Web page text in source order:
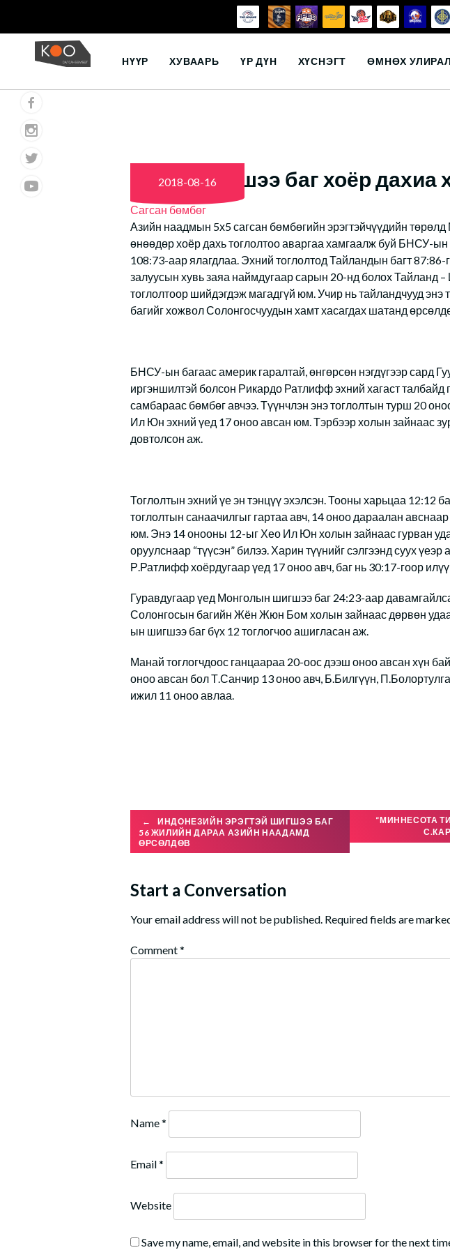
НҮҮР ХУВААРЬ ҮР ДҮН ХҮСНЭГТ ӨМНӨХ УЛИРАЛ
Манай шигшээ баг хоёр дахиа
Сагсан бөмбөг
2018-08-16
Азийн наадмын 5х5 сагсан бөмбөгийн эрэгтэйчүүдийн
өнөөдөр хоёр дахь тоглолтоо аваргаа хамгаалж буй БНСУ-ын
108:73-аар ялагдлаа. Эхний тоглолтод Тайландын багт
залуусын хувь заяа наймдугаар сарын 20-нд болох Тайланд
тоглолтоор шийдэгдэж магадгүй юм. Учир нь тайландчууд энэ
багийг хожвол Солонгосчуудын хамт хасагдах шатанд
БНСУ-ын багаас америк гаралтай, өнгөрсөн нэгдүгээр сард
иргэншилтэй болсон Рикардо Ратлифф эхний хагаст талбайд
самбараас бөмбөг авчээ. Түүнчлэн энэ тоглолтын турш 20
Ил Юн эхний үед 17 оноо авсан юм. Тэрбээр холын зайнаас
довтолсон аж.
Тоглолтын эхний үе эн тэнцүү эхэлсэн. Тооны харьцаа 12:12
тоглолтын санаачилгыг гартаа авч, 14 оноо дараалан
юм. Энэ 14 онооны 12-ыг Хео Ил Юн холын зайнаас гурван
оруулснаар “түүсэн” билээ. Харин түүнийг сэлгээнд суух
Р.Ратлифф хоёрдугаар үед 17 оноо авч, баг нь 30:17-гоор
Гуравдугаар үед Монголын шигшээ баг 24:23-аар
Солонгосын багийн Жён Жюн Бом холын зайнаас дөрвөн
ын шигшээ баг бүх 12 тоглогчоо ашигласан аж.
Манай тоглогчдоос ганцаараа 20-оос дээш оноо авсан хүн
оноо авсан бол Т.Санчир 13 оноо авч, Б.Билгүүн,
ижил 11 оноо авлаа.
Post
←
ИНДОНЕЗИЙН ЭРЭГТЭЙ ШИГШЭЭ БАГ
56 ЖИЛИЙН ДАРАА АЗИЙН НААДАМД
ӨРСӨЛДӨВ
“МИННЕСОТА
Start a Conversation
Your email address will not be published. Required fields are
Comment*
Name*
Email*
Website
Save my name, email, and website in this browser for the next